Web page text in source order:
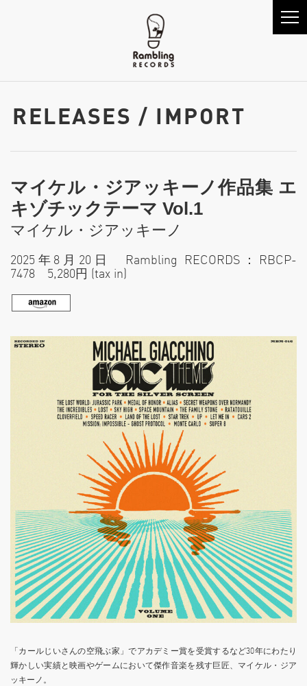
RELEASES / IMPORT
マイケル・ジアッキーノ作品集 エ
キゾチックテーマ Vol.1
マイケル・ジアッキーノ
2025年8月20日 Rambling RECORDS：RBCP-
7478 5,280円 (tax in)
「カールじいさんの空飛ぶ家」でアカデミー賞を受賞するなど30年にわたり
輝かしい実績と映画やゲームにおいて傑作音楽を残す巨匠、マイケル・ジア
ッキーノ。